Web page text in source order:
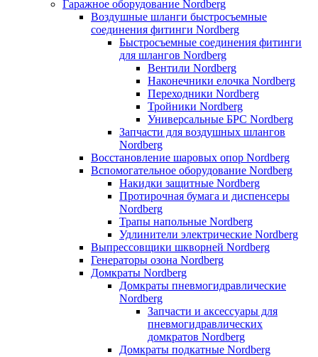
Гаражное оборудование Nordberg
Воздушные шланги быстросъемные
соединения фитинги Nordberg
Быстросъемные соединения фитинги
для шлангов Nordberg
Вентили Nordberg
Наконечники елочка Nordberg
Переходники Nordberg
Тройники Nordberg
Универсальные БРС Nordberg
Запчасти для воздушных шлангов
Nordberg
Восстановление шаровых опор Nordberg
Вспомогательное оборудование Nordberg
Накидки защитные Nordberg
Протирочная бумага и диспенсеры
Nordberg
Трапы напольные Nordberg
Удлинители электрические Nordberg
Выпрессовщики шкворней Nordberg
Генераторы озона Nordberg
Домкраты Nordberg
Домкраты пневмогидравлические
Nordberg
Запчасти и аксессуары для
пневмогидравлических
домкратов Nordberg
Домкраты подкатные Nordberg